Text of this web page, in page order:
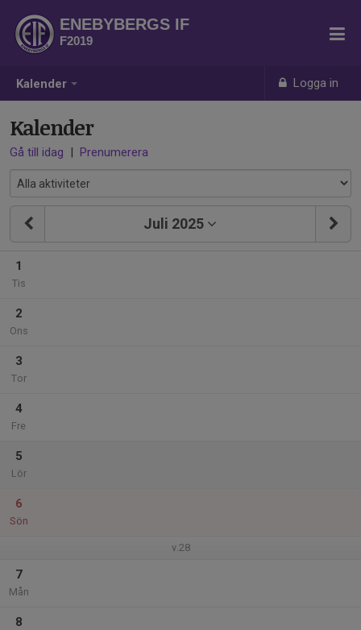
Kalender Logga in
ENEBYBERGS IF
F2019
Kalender
Gå till idag | Prenumerera
Juli 2025
1
Tis
2
Ons
3
Tor
4
Fre
5
Lör
6
Sön
v.28
7
Mån
8